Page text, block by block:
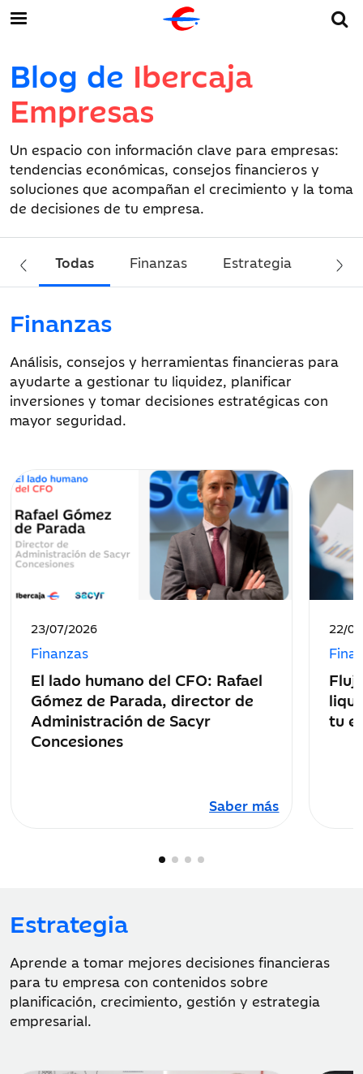
Blog de Ibercaja
Empresas
Un espacio con información clave para empresas:
tendencias económicas, consejos financieros y
soluciones que acompañan el crecimiento y la toma
de decisiones de tu empresa.
Todas Finanzas Estrategia
Finanzas
Análisis, consejos y herramientas financieras para
ayudarte a gestionar tu liquidez, planificar
inversiones y tomar decisiones estratégicas con
mayor seguridad.
Fecha
de
publicación:
23/07/2026
Finanzas
El lado humano del CFO: Rafael
Gómez de Parada, director de
Administración de Sacyr
Concesiones
Saber más
Fecha
de
22/
tu
Estrategia
Aprende a tomar mejores decisiones financieras
para tu empresa con contenidos sobre
planificación, crecimiento, gestión y estrategia
empresarial.